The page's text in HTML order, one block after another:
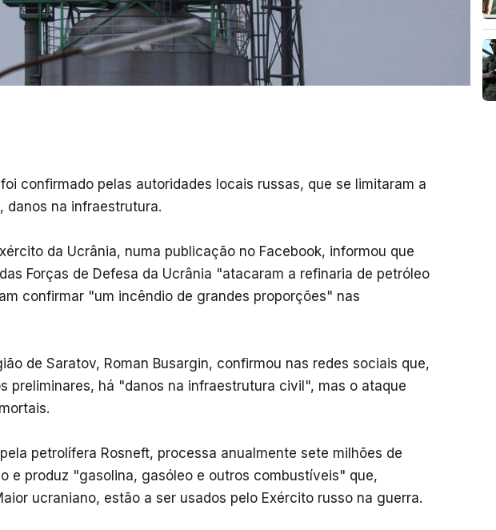
confirmado pelas autoridades locais russas, que se limitaram a
danos na infraestrutura.
da Ucrânia, numa publicação no Facebook, informou que
Forças de Defesa da Ucrânia "atacaram a refinaria de petróleo
confirmar "um incêndio de grandes proporções" nas
de Saratov, Roman Busargin, confirmou nas redes sociais que,
preliminares, há "danos na infraestrutura civil", mas o ataque
petrolífera Rosneft, processa anualmente sete milhões de
e produz "gasolina, gasóleo e outros combustíveis" que,
ucraniano, estão a ser usados pelo Exército russo na guerra.